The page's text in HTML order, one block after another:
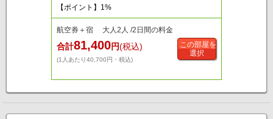
【ポイント】1%
航空券＋宿 大人2人 /2日間の料金
合計81,400円(税込)
(1人あたり40,700円・税込)
この部屋を
選択